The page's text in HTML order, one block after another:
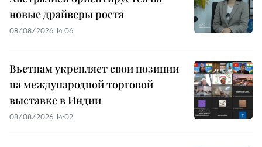
новые драйверы роста
08/08/2026 14:06
Вьетнам укрепляет свои позиции
на международной торговой
выставке в Индии
08/08/2026 14:02